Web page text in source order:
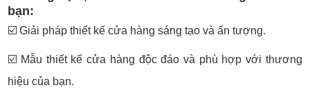
bạn:
☑️Giải pháp thiết kế cửa hàng sáng tạo và ấn tượng.
☑️ Mẫu thiết kế cửa hàng độc đáo và phù hợp với thương
hiệu của bạn.